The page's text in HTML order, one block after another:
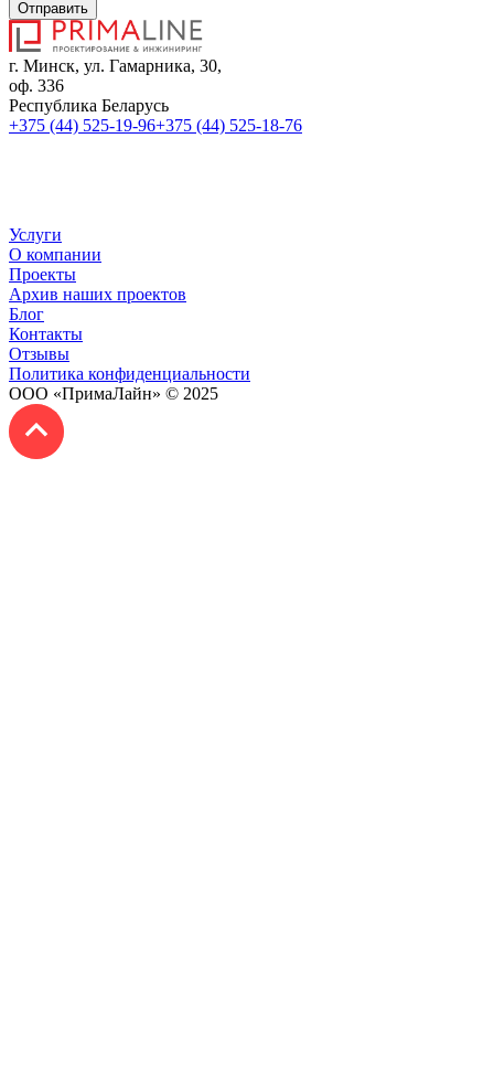
Отправить
г. Минск, ул. Гамарника, 30,
оф. 336
Республика Беларусь
+375 (44) 525-19-96+375 (44) 525-18-76
Услуги
О компании
Проекты
Архив наших проектов
Блог
Контакты
Отзывы
Политика конфиденциальности
ООО «ПримаЛайн» © 2025